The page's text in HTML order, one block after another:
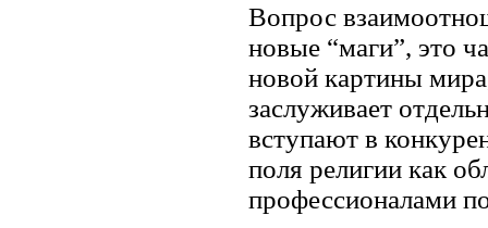
Вопрос
новые “маги”, это
новой картины
заслуживает
вступают в
поля религии как
профессионалами